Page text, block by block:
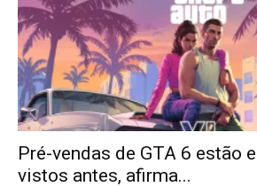
Pré-vendas de GTA 6 estão
vistos antes, afirma...